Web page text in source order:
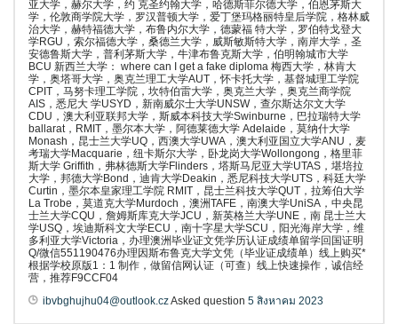
亚大学，赫尔大学，约 克圣约翰大学，哈德斯菲尔德大学，伯恩茅斯大
学，伦敦商学院大学，罗汉普顿大学，爱丁堡玛格丽特皇后学院，格林威
治大学，赫特福德大学，布鲁内尔大学，德蒙福 特大学，罗伯特戈登大
学RGU，索尔福德大学，桑德兰大学，威斯敏斯特大学，南岸大学，圣
安德鲁斯大学，普利茅斯大学，牛津布鲁克斯大学，伯明翰城市大学
BCU 新西兰大学： where can I get a fake diploma 梅西大学，林肯大
学，奥塔哥大学，奥克兰理工大学AUT，怀卡托大学，基督城理工学院
CPIT，马努卡理工学院，坎特伯雷大学，奥克兰大学，奥克兰商学院
AIS，悉尼大 学USYD，新南威尔士大学UNSW，查尔斯达尔文大学
CDU，澳大利亚联邦大学，斯威本科技大学Swinburne，巴拉瑞特大学
ballarat，RMIT，墨尔本大学，阿德莱德大学 Adelaide，莫纳什大学
Monash，昆士兰大学UQ，西澳大学UWA，澳大利亚国立大学ANU，麦
考瑞大学Macquarie，纽卡斯尔大学，卧龙岗大学Wollongong，格里菲
斯大学 Griffith，弗林德斯大学Flinders，塔斯马尼亚大学UTAS，堪培拉
大学，邦德大学Bond，迪肯大学Deakin，悉尼科技大学UTS，科廷大学
Curtin，墨尔本皇家理工学院 RMIT，昆士兰科技大学QUT，拉筹伯大学
La Trobe，莫道克大学Murdoch，澳洲TAFE，南澳大学UniSA，中央昆
士兰大学CQU，詹姆斯库克大学JCU，新英格兰大学UNE，南 昆士兰大
学USQ，埃迪斯科文大学ECU，南十字星大学SCU，阳光海岸大学，维
多利亚大学Victoria，办理澳洲毕业证文凭学历认证成绩单留学回国证明
Q/微信551190476办理因斯布鲁克大学文凭（毕业证成绩单）线上购买*
根据学校原版1：1 制作，做留信网认证（可查）线上快速操作，诚信经
营，推荐F9CCF04
ibvbghujhu04@outlook.czAsked question 5 สิงหาคม 2023